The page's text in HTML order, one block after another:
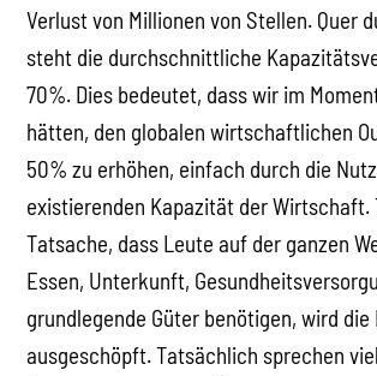
Verlust von Millionen von Stellen. Quer
steht die durchschnittliche
70%. Dies bedeutet, dass wir im
hätten, den globalen wirtschaftlichen
50% zu erhöhen, einfach durch die
existierenden Kapazität der Wirtschaft.
Tatsache, dass Leute auf der ganzen
Essen, Unterkunft,
grundlegende Güter benötigen, wird
ausgeschöpft. Tatsächlich sprechen